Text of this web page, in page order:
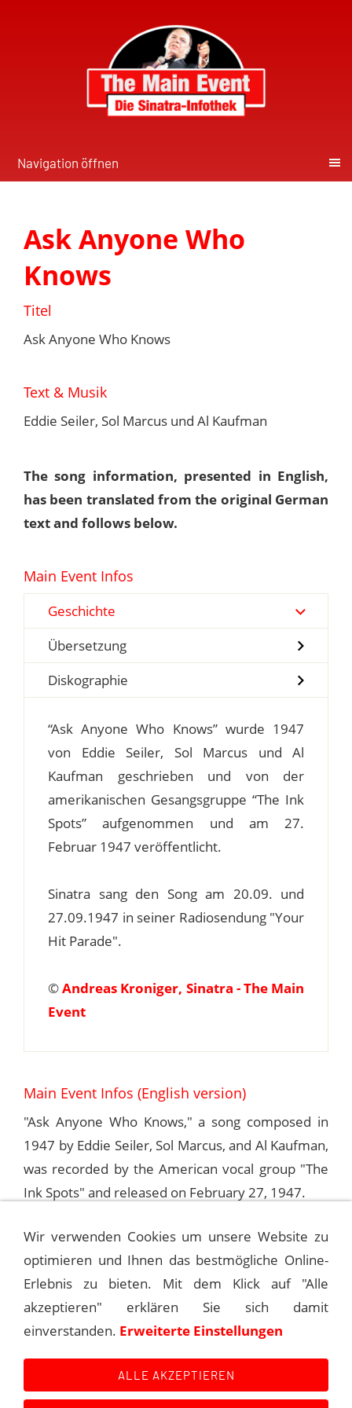
Navigation öffnen
Ask Anyone Who
Knows
Titel
Ask Anyone Who Knows
Text & Musik
Eddie Seiler, Sol Marcus und Al Kaufman
The song information, presented in English,
has been translated from the original German
text and follows below.
Main Event Infos
Geschichte
Übersetzung
Diskographie
“Ask Anyone Who Knows” wurde 1947
von Eddie Seiler, Sol Marcus und Al
Kaufman geschrieben und von der
amerikanischen Gesangsgruppe “The Ink
Spots” aufgenommen und am 27.
Februar 1947 veröffentlicht.
Sinatra sang den Song am 20.09. und
27.09.1947 in seiner Radiosendung "Your
Hit Parade".
©Andreas Kroniger, Sinatra - The Main
Event
Main Event Infos (English version)
"Ask Anyone Who Knows," a song composed in
1947 by Eddie Seiler, Sol Marcus, and Al Kaufman,
was recorded by the American vocal group "The
Ink Spots" and released on February 27, 1947.
Frank Sinatra performed this song on his radio
show, "Your Hit Parade," on September 20 and
27, 1947.
© Andreas Kroniger, Sinatra - The Main Event
Wir verwenden Cookies um unsere Website zu
optimieren und Ihnen das bestmögliche Online-
Erlebnis zu bieten. Mit dem Klick auf "Alle
akzeptieren" erklären Sie sich damit
einverstanden. Erweiterte Einstellungen
ALLE AKZEPTIEREN